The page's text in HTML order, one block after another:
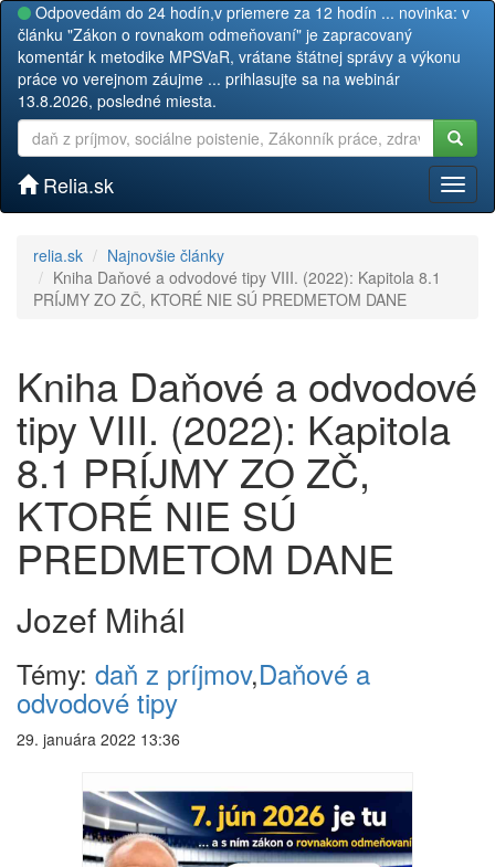
Odpovedám do 24 hodín,v priemere za 12 hodín ... novinka: v
článku "Zákon o rovnakom odmeňovaní" je zapracovaný
komentár k metodike MPSVaR, vrátane štátnej správy a výkonu
práce vo verejnom záujme ... prihlasujte sa na webinár
13.8.2026, posledné miesta.
Relia.sk
relia.sk
Najnovšie články
Kniha Daňové a odvodové tipy VIII. (2022): Kapitola 8.1
PRÍJMY ZO ZČ, KTORÉ NIE SÚ PREDMETOM DANE
Kniha Daňové a odvodové
tipy VIII. (2022): Kapitola
8.1 PRÍJMY ZO ZČ,
KTORÉ NIE SÚ
PREDMETOM DANE
Jozef Mihál
Témy: daň z príjmov,Daňové a
odvodové tipy
29. januára 2022 13:36